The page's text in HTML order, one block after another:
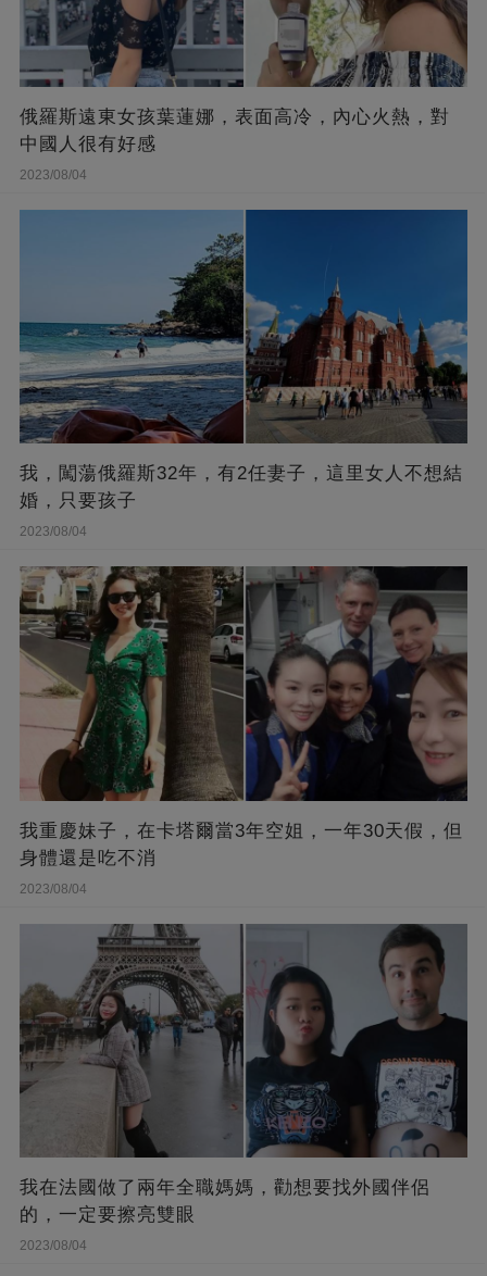
俄羅斯遠東女孩葉蓮娜，表面高冷，內心火熱，對
中國人很有好感
2023/08/04
我，闖蕩俄羅斯32年，有2任妻子，這里女人不想結
婚，只要孩子
2023/08/04
我重慶妹子，在卡塔爾當3年空姐，一年30天假，但
身體還是吃不消
2023/08/04
我在法國做了兩年全職媽媽，勸想要找外國伴侶
的，一定要擦亮雙眼
2023/08/04